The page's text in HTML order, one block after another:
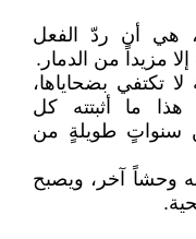
هي أن ردّ الفعل
مزيداً من الدمار.
تكتفي بضحاياها،
ما أثبتته كل
سنواتٍ طويلةٍ من
وحشاً آخر، ويصبح